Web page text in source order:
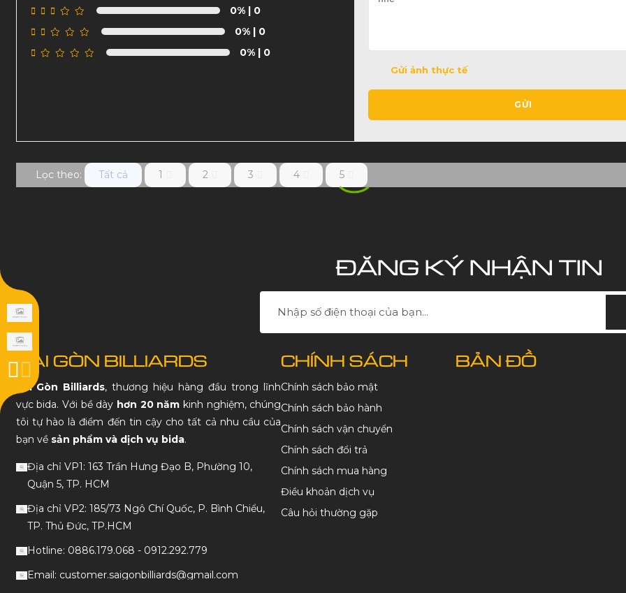
0%| 0
0%| 0
0%| 0
Gửi ảnh thực tế
GỬI
Lọc theo: Tất cả 1 2 3 4 5
ĐĂNG KÝ NHẬN TIN
SÀI GÒN BILLIARDS
Sài Gòn Billiards, thương hiệu hàng đầu trong lĩnh
vực bida. Với bề dày hơn 20 năm kinh nghiệm, chúng
tôi tự hào là điểm đến tin cậy cho tất cả nhu cầu của
bạn về sản phẩm và dịch vụ bida.
Địa chỉ VP1: 163 Trần Hưng Đạo B, Phường 10,
Quận 5, TP. HCM
Địa chỉ VP2: 185/73 Ngô Chí Quốc, P. Bình Chiểu,
TP. Thủ Đức, TP.HCM
Hotline: 0886.179.068 - 0912.292.779
Email: customer.saigonbilliards@gmail.com
CHÍNH SÁCH
Chính sách bảo mật
Chính sách bảo hành
Chính sách vận chuyển
Chính sách đổi trả
Chính sách mua hàng
Điều khoản dịch vụ
Câu hỏi thường gặp
BẢN ĐỒ